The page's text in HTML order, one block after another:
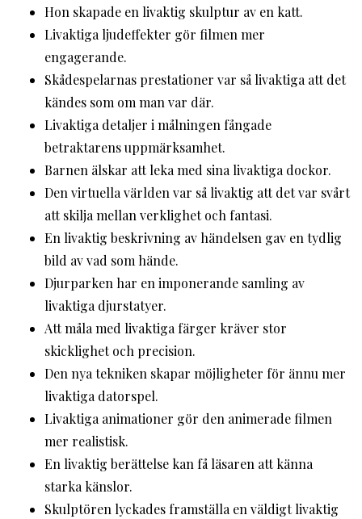
Hon skapade en livaktig skulptur av en katt.
Livaktiga ljudeffekter gör filmen mer
engagerande.
Skådespelarnas prestationer var så livaktiga att det
kändes som om man var där.
Livaktiga detaljer i målningen fångade
betraktarens uppmärksamhet.
Barnen älskar att leka med sina livaktiga dockor.
Den virtuella världen var så livaktig att det var svårt
att skilja mellan verklighet och fantasi.
En livaktig beskrivning av händelsen gav en tydlig
bild av vad som hände.
Djurparken har en imponerande samling av
livaktiga djurstatyer.
Att måla med livaktiga färger kräver stor
skicklighet och precision.
Den nya tekniken skapar möjligheter för ännu mer
livaktiga datorspel.
Livaktiga animationer gör den animerade filmen
mer realistisk.
En livaktig berättelse kan få läsaren att känna
starka känslor.
Skulptören lyckades framställa en väldigt livaktig